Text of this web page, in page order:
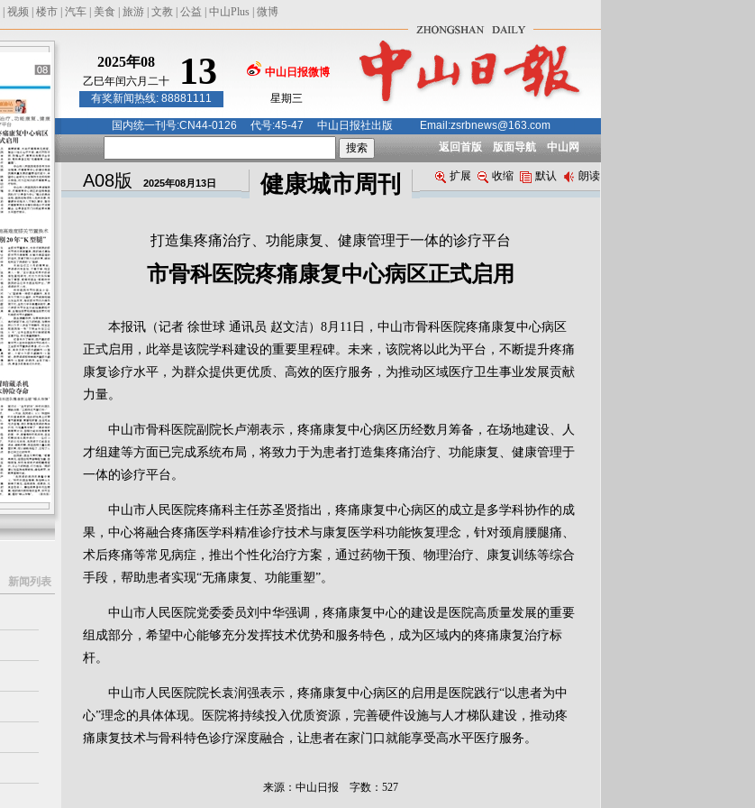
视频 楼市 汽车 美食 旅游 文教 公益 中山Plus 微博
新闻列表
2025年08 13
乙巳年闰六月二十
中山日报微博
有奖新闻热线: 88881111 星期三
国内统一刊号:CN44-0126 代号:45-47 中山日报社出版
Email:zsrbnews@163.com
返回首版
版面导航 中山网
A08版 2025年08月13日 健康城市周刊 扩展 收缩 默认 朗读
打造集疼痛治疗、功能康复、健康管理于一体的诊疗平台
市骨科医院疼痛康复中心病区正式启用
本报讯（记者 徐世球 通讯员 赵文洁）8月11日，中山市骨科医院疼痛康复中心病区
正式启用，此举是该院学科建设的重要里程碑。未来，该院将以此为平台，不断提升疼痛
康复诊疗水平，为群众提供更优质、高效的医疗服务，为推动区域医疗卫生事业发展贡献
力量。
中山市骨科医院副院长卢潮表示，疼痛康复中心病区历经数月筹备，在场地建设、人
才组建等方面已完成系统布局，将致力于为患者打造集疼痛治疗、功能康复、健康管理于
一体的诊疗平台。
中山市人民医院疼痛科主任苏圣贤指出，疼痛康复中心病区的成立是多学科协作的成
果，中心将融合疼痛医学科精准诊疗技术与康复医学科功能恢复理念，针对颈肩腰腿痛、
术后疼痛等常见病症，推出个性化治疗方案，通过药物干预、物理治疗、康复训练等综合
手段，帮助患者实现“无痛康复、功能重塑”。
中山市人民医院党委委员刘中华强调，疼痛康复中心的建设是医院高质量发展的重要
组成部分，希望中心能够充分发挥技术优势和服务特色，成为区域内的疼痛康复治疗标
杆。
中山市人民医院院长袁润强表示，疼痛康复中心病区的启用是医院践行“以患者为中
心”理念的具体体现。医院将持续投入优质资源，完善硬件设施与人才梯队建设，推动疼
痛康复技术与骨科特色诊疗深度融合，让患者在家门口就能享受高水平医疗服务。
来源：中山日报 字数：527